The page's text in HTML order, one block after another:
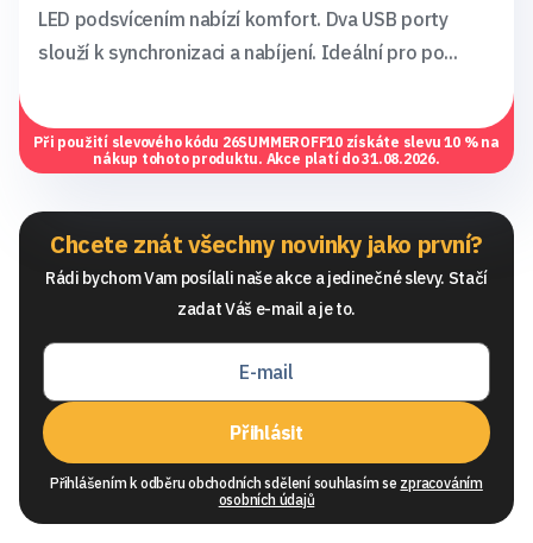
LED podsvícením nabízí komfort. Dva USB porty
slouží k synchronizaci a nabíjení. Ideální pro po...
Při použití slevového kódu 26SUMMEROFF10 získáte slevu 10 % na
nákup tohoto produktu. Akce platí do 31.08.2026.
Chcete znát všechny novinky jako první?
Rádi bychom Vam posílali naše akce a jedinečné slevy. Stačí
zadat Váš e-mail a je to.
Přihlásit
Přihlášením k odběru obchodních sdělení souhlasím se zpracováním
osobních údajů